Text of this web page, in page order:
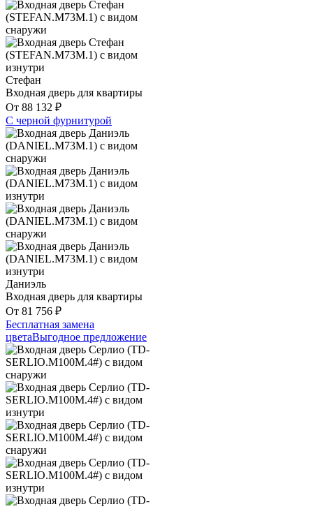
Стефан
Входная дверь для квартиры
От 88 132 ₽
С черной фурнитурой
Даниэль
Входная дверь для квартиры
От 81 756 ₽
Бесплатная замена
цветаВыгодное предложение